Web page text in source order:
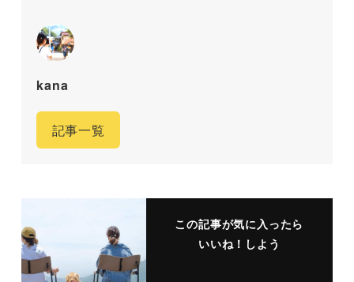
kana
記事一覧
この記事が気に入ったら
いいね！しよう